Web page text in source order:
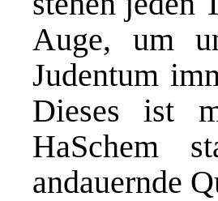
Auge, um
Judentum
Dieses ist
HaSchem
andauernde